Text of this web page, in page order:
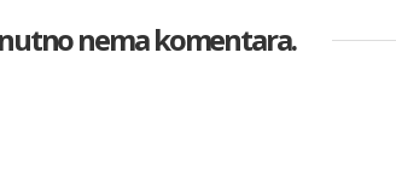
nema komentara.